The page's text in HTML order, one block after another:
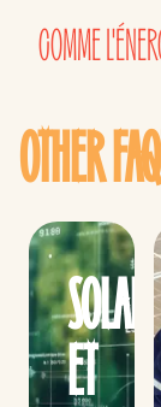
COMME
OTHER
ET